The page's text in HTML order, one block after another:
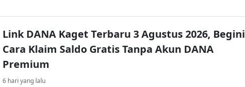
Link DANA Kaget Terbaru 3 Agustus 2026, Begini
Cara Klaim Saldo Gratis Tanpa Akun DANA
Premium
6 hari yang lalu